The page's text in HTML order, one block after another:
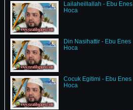
Lailaheillallah - Ebu Enes
Hoca
Din Nasihattir - Ebu Enes
Hoca
Cocuk Egitimi - Ebu Enes
Hoca